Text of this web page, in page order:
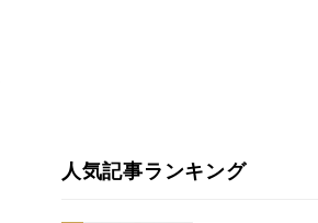
人気記事ランキング